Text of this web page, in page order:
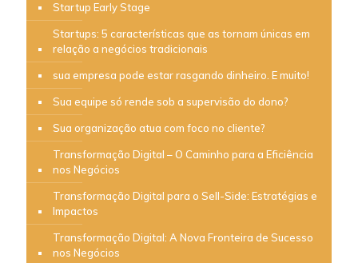
Startup Early Stage
Startups: 5 características que as tornam únicas em
relação a negócios tradicionais
sua empresa pode estar rasgando dinheiro. E muito!
Sua equipe só rende sob a supervisão do dono?
Sua organização atua com foco no cliente?
Transformação Digital – O Caminho para a Eficiência
nos Negócios
Transformação Digital para o Sell-Side: Estratégias e
Impactos
Transformação Digital: A Nova Fronteira de Sucesso
nos Negócios